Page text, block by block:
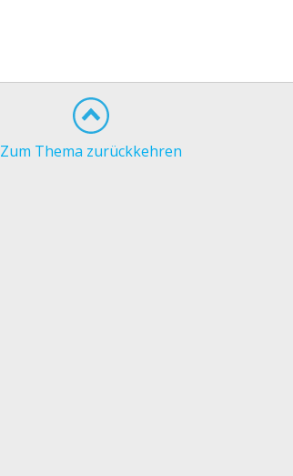
Zum Thema zurückkehren